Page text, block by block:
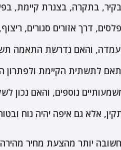
בתקרה, בצנרת קיימת,
דרך אזורים סגורים,
והאם נדרשת התאמה
לתשתית הקיימת ולפתרון
נוספים, והאם נכון
אלא גם איפה יהיה נוח ובטוח
יותר מהצעת מחיר